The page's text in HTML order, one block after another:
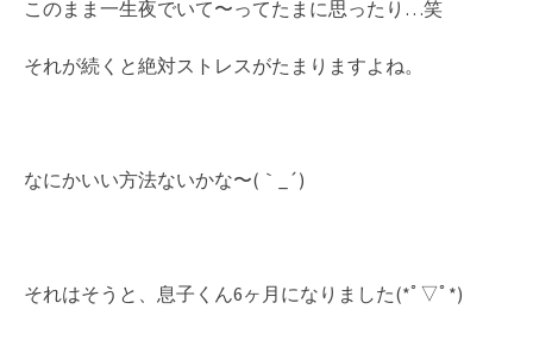
このまま一生夜でいて〜ってたまに思ったり…笑
それが続くと絶対ストレスがたまりますよね。
なにかいい方法ないかな〜(｀_´)ゞ
それはそうと、息子くん6ヶ月になりました(*ﾟ▽ﾟ*)